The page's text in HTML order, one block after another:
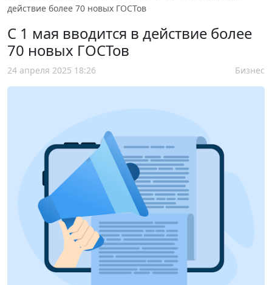
действие более 70 новых ГОСТов
С 1 мая вводится в действие более
70 новых ГОСТов
24 апреля 2025 18:26 Бизнес